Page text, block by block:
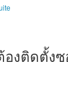
งติดตั้ง